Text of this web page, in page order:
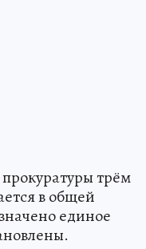
трём
в общей
единое